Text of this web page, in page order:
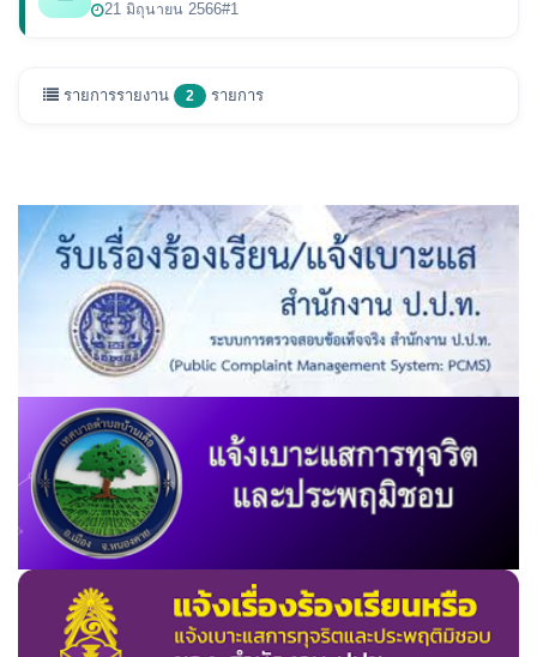
21 มิถุนายน 2566#1
รายการรายงาน 2 รายการ